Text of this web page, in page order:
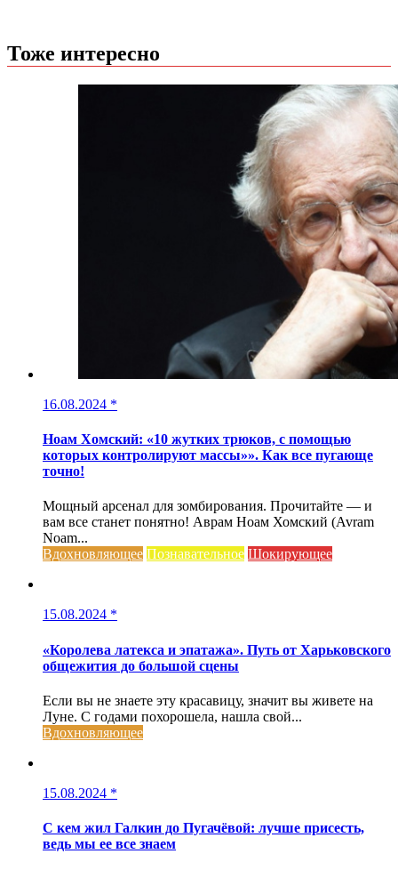
Тоже интересно
16.08.2024 *
Ноам Хомский: «10 жутких трюков, с помощью
которых контролируют массы»». Как все пугающе
точно!
Мощный арсенал для зомбирования. Прочитайте — и
вам все станет понятно! Аврам Ноам Хомский (Avram
Noam...
Вдохновляющее Познавательное Шокирующее
15.08.2024 *
«Королева латекса и эпатажа». Путь от Харьковского
общежития до большой сцены
Если вы не знаете эту красавицу, значит вы живете на
Луне. С годами похорошела, нашла свой...
Вдохновляющее
15.08.2024 *
С кем жил Галкин до Пугачёвой: лучше присесть,
ведь мы ее все знаем